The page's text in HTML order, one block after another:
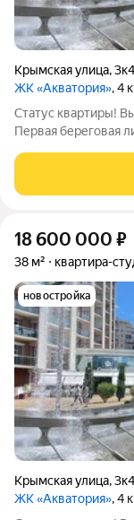
Крымская улица,3к4
ЖК «Акватория», 4
Статус квартиры!
Первая береговая
прогулочным
себе представить!
18 600 000 ₽
38 м² квартира-
новостройка
Крымская улица,3к4
ЖК «Акватория», 4